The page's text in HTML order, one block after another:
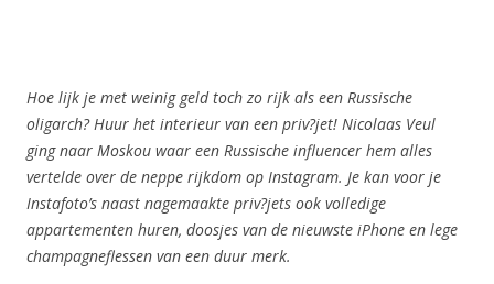
Hoe lijk je met weinig geld toch zo rijk als een Russische
oligarch? Huur het interieur van een priv?jet! Nicolaas Veul
ging naar Moskou waar een Russische influencer hem alles
vertelde over de neppe rijkdom op Instagram. Je kan voor je
Instafoto’s naast nagemaakte priv?jets ook volledige
appartementen huren, doosjes van de nieuwste iPhone en lege
champagneflessen van een duur merk.